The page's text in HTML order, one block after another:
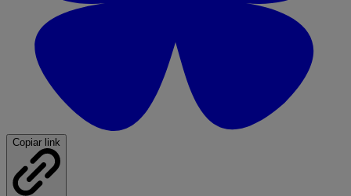
Copiar link